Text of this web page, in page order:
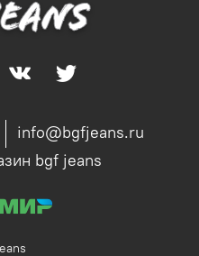
info@bgfjeans.ru
bgf jeans